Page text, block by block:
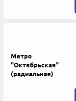
Метро
"Октябрьская"
(радиальная)